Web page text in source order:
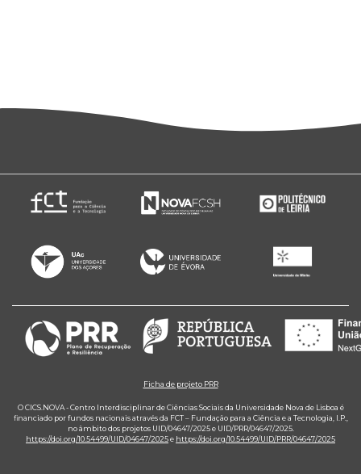
Ficha de projeto PRR
O CICS.NOVA - Centro Interdisciplinar de Ciências Sociais da Universidade Nova de Lisboa é
financiado por fundos nacionais através da FCT – Fundação para a Ciência e a Tecnologia, I.P.,
no âmbito dos projetos UID/04647/2025 e UID/PRR/04647/2025.
https://doi.org/10.54499/UID/04647/2025e https://doi.org/10.54499/UID/PRR/04647/2025